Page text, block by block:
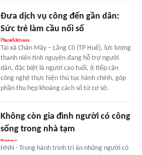
Đưa dịch vụ công đến gần dân:
Sức trẻ làm cầu nối số
Tại xã Chân Mây – Lăng Cô (TP Huế), lực lượng
thanh niên tình nguyện đang hỗ trợ người
dân, đặc biệt là người cao tuổi, ít tiếp cận
công nghệ thực hiện thủ tục hành chính, góp
phần thu hẹp khoảng cách số từ cơ sở.
Không còn gia đình người có công
sống trong nhà tạm
HNN - Trong hành trình tri ân những người có